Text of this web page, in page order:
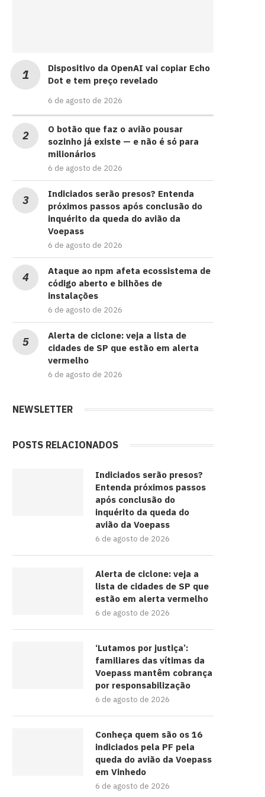
Dispositivo da OpenAI vai copiar Echo
Dot e tem preço revelado
6 de agosto de 2026
O botão que faz o avião pousar
sozinho já existe — e não é só para
milionários
6 de agosto de 2026
Indiciados serão presos? Entenda
próximos passos após conclusão do
inquérito da queda do avião da
Voepass
6 de agosto de 2026
Ataque ao npm afeta ecossistema de
código aberto e bilhões de
instalações
6 de agosto de 2026
Alerta de ciclone: veja a lista de
cidades de SP que estão em alerta
vermelho
6 de agosto de 2026
NEWSLETTER
POSTS RELACIONADOS
Indiciados serão presos?
Entenda próximos passos
após conclusão do
inquérito da queda do
avião da Voepass
6 de agosto de 2026
Alerta de ciclone: veja a
lista de cidades de SP que
estão em alerta vermelho
6 de agosto de 2026
‘Lutamos por justiça’:
familiares das vítimas da
Voepass mantêm cobrança
por responsabilização
6 de agosto de 2026
Conheça quem são os 16
indiciados pela PF pela
queda do avião da Voepass
em Vinhedo
6 de agosto de 2026